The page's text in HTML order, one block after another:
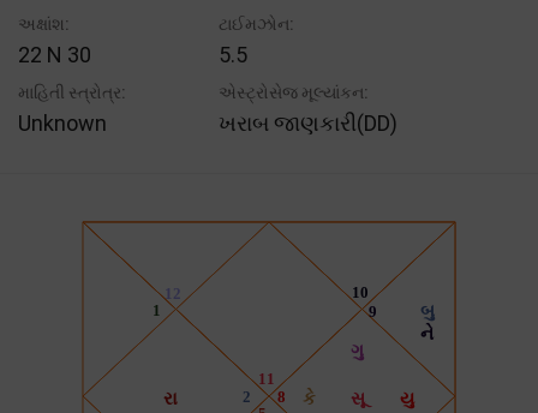
અક્ષાંશ:
22 N 30
ટાઈમઝોન:
5.5
માહિતી સ્ત્રોત્ર:
Unknown
એસ્ટ્રોસેજ મૂલ્યાંકન:
ખરાબ જાણકારી(DD)